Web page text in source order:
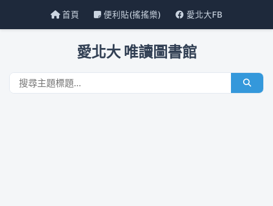
首頁 便利貼(搖搖樂) 愛北大FB
愛北大 唯讀圖書館